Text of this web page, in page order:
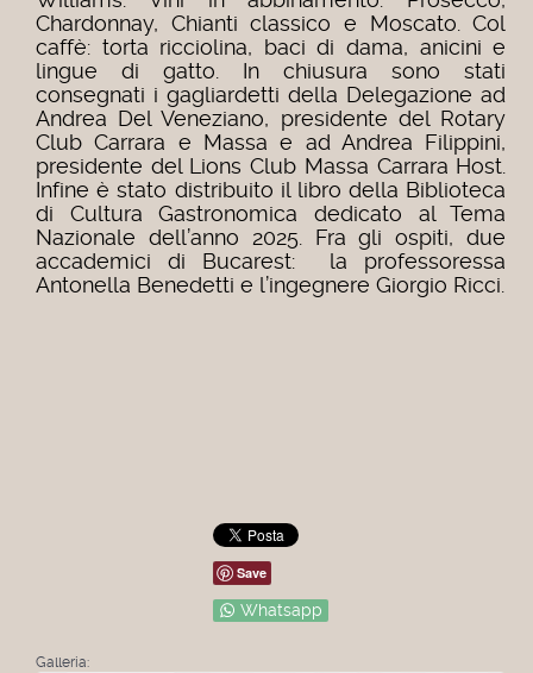
Chardonnay, Chianti classico e Moscato. Col
caffè: torta ricciolina, baci di dama, anicini e
lingue di gatto. In chiusura sono stati
consegnati i gagliardetti della Delegazione ad
Andrea Del Veneziano, presidente del Rotary
Club Carrara e Massa e ad Andrea Filippini,
presidente del Lions Club Massa Carrara Host.
Infine è stato distribuito il libro della Biblioteca
di Cultura Gastronomica dedicato al Tema
Nazionale dell’anno 2025. Fra gli ospiti, due
accademici di Bucarest: la professoressa
Antonella Benedetti e l’ingegnere Giorgio Ricci.
Save
Whatsapp
Galleria: